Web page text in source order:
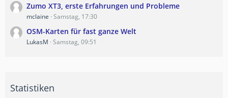
Zumo XT3, erste Erfahrungen und Probleme
mclaine Samstag, 17:30
OSM-Karten für fast ganze Welt
LukasM Samstag, 09:51
Statistiken